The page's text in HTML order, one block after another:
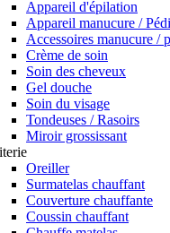
Appareil d'épilation
Appareil manucure /
Accessoires manucure /
Crème de soin
Soin des cheveux
Gel douche
Soin du visage
Tondeuses / Rasoirs
Miroir grossissant
Oreiller
Surmatelas chauffant
Couverture chauffante
Coussin chauffant